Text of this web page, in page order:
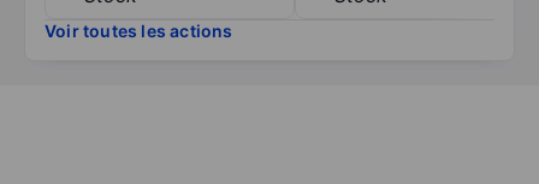
Voir toutes les actions